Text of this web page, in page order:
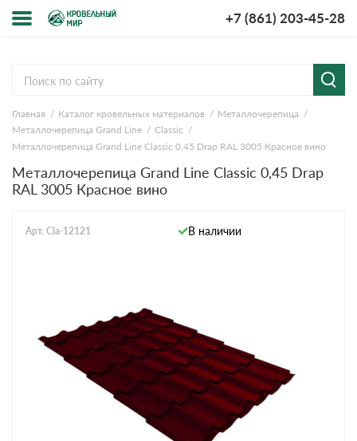
+7 (861) 203-45-28
компании
и оплата
Главная Каталог кровельных материалов
Металлочерепица
Металлочерепица Grand Line
Classic
Металлочерепица Grand Line Classic 0,45 Drap RAL 3005 Красное вино
Металлочерепица Grand Line Classic 0,45 Drap
RAL 3005 Красное вино
Арт. Cla-12121 В наличии